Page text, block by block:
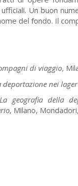
Un buon
del fondo. Il
di viaggio,
deportazione nei
La geografia della
, Milano,